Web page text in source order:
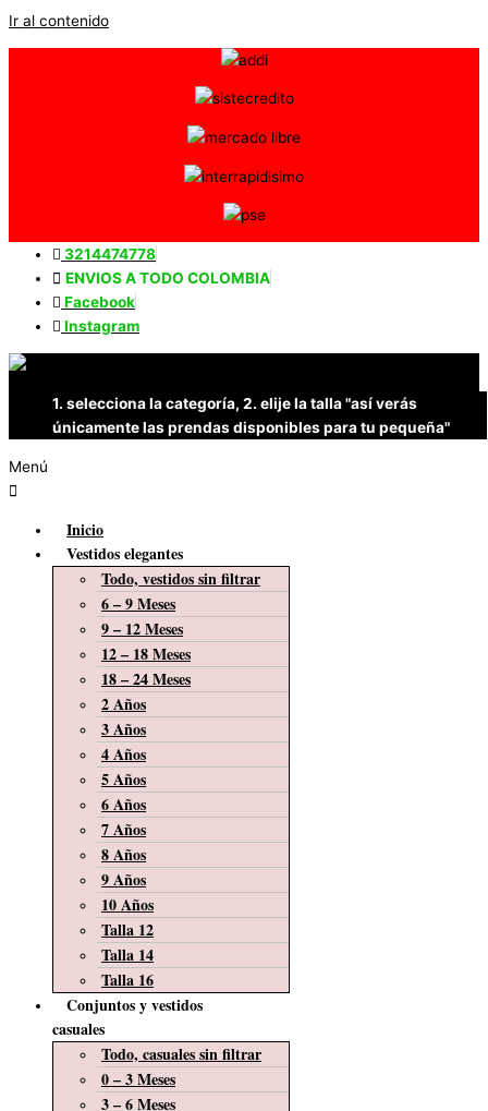
Ir al contenido
3214474778
ENVIOS A TODO COLOMBIA
Facebook
Instagram
1. selecciona la categoría, 2. elije la talla "así verás
únicamente las prendas disponibles para tu pequeña"
Menú
Inicio
Vestidos elegantes
Todo, vestidos sin filtrar
6 – 9 Meses
9 – 12 Meses
12 – 18 Meses
18 – 24 Meses
2 Años
3 Años
4 Años
5 Años
6 Años
7 Años
8 Años
9 Años
10 Años
Talla 12
Talla 14
Talla 16
Conjuntos y vestidos
casuales
Todo, casuales sin filtrar
0 – 3 Meses
3 – 6 Meses